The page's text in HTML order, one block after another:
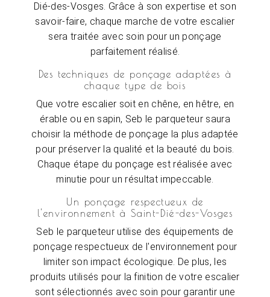
Dié-des-Vosges. Grâce à son expertise et son
savoir-faire, chaque marche de votre escalier
sera traitée avec soin pour un ponçage
parfaitement réalisé.
Des techniques de ponçage adaptées à
chaque type de bois
Que votre escalier soit en chêne, en hêtre, en
érable ou en sapin, Seb le parqueteur saura
choisir la méthode de ponçage la plus adaptée
pour préserver la qualité et la beauté du bois.
Chaque étape du ponçage est réalisée avec
minutie pour un résultat impeccable.
Un ponçage respectueux de
l'environnement à Saint-Dié-des-Vosges
Seb le parqueteur utilise des équipements de
ponçage respectueux de l'environnement pour
limiter son impact écologique. De plus, les
produits utilisés pour la finition de votre escalier
sont sélectionnés avec soin pour garantir une